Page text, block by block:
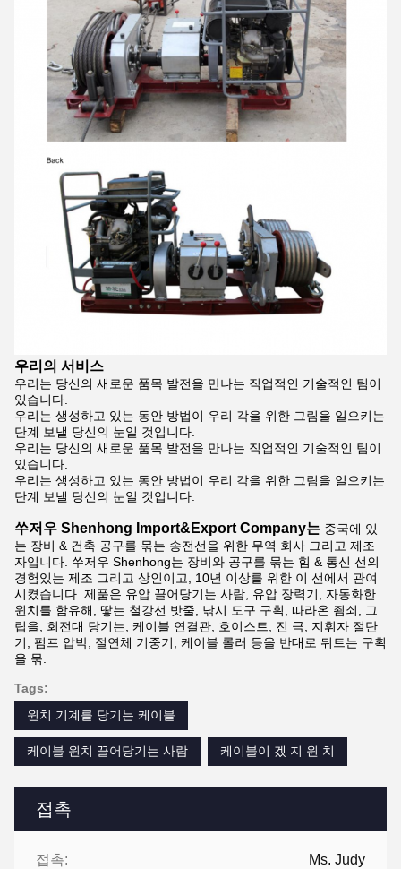
접촉
접촉: Ms. Judy
우리의 서비스
우리는 당신의 새로운 품목 발전을 만나는 직업적인 기술적인 팀이
있습니다.
우리는 생성하고 있는 동안 방법이 우리 각을 위한 그림을 일으키는
단계 보낼 당신의 눈일 것입니다.
우리는 당신의 새로운 품목 발전을 만나는 직업적인 기술적인 팀이
있습니다.
우리는 생성하고 있는 동안 방법이 우리 각을 위한 그림을 일으키는
단계 보낼 당신의 눈일 것입니다.
쑤저우 Shenhong Import&Export Company는 중국에 있
는 장비 & 건축 공구를 묶는 송전선을 위한 무역 회사 그리고 제조
자입니다. 쑤저우 Shenhong는 장비와 공구를 묶는 힘 & 통신 선의
경험있는 제조 그리고 상인이고, 10년 이상를 위한 이 선에서 관여
시켰습니다. 제품은 유압 끌어당기는 사람, 유압 장력기, 자동화한
윈치를 함유해, 땋는 철강선 밧줄, 낚시 도구 구획, 따라온 죔쇠, 그
립을, 회전대 당기는, 케이블 연결관, 호이스트, 진 극, 지휘자 절단
기, 펌프 압박, 절연체 기중기, 케이블 롤러 등을 반대로 뒤트는 구획
을 묶.
Tags:
윈치 기계를 당기는 케이블
케이블 윈치 끌어당기는 사람 케이블이 겠 지 윈 치